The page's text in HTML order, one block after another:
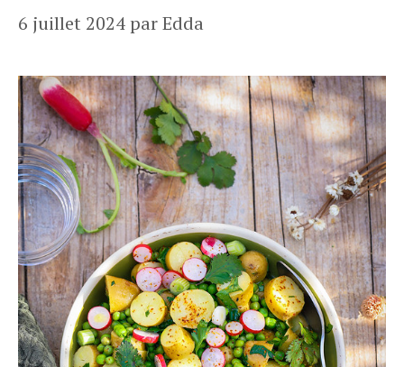
6 juillet 2024 parEdda